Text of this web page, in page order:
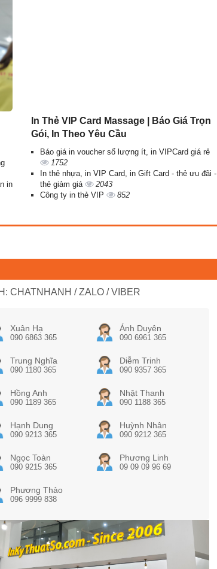
in
In Thẻ VIP Card Massage | Báo Giá Trọn
Gói, In Theo Yêu Cầu
Báo giá in voucher số lượng ít, in VIPCard giá rẻ
1752
In thẻ nhựa, in VIP Card, in Gift Card - thẻ ưu đãi -
thẻ giảm giá
2043
Công ty in thẻ VIP
852
CHATNHANH / ZALO / VIBER
Xuân Hạ
090 6863 365
Ánh Duyên
090 6961 365
Trung Nghĩa
090 1180 365
Diễm Trinh
090 9357 365
Hồng Anh
090 1189 365
Nhật Thanh
090 1188 365
Hạnh Dung
090 9213 365
Huỳnh Nhân
090 9212 365
Ngọc Toàn
090 9215 365
Phương Linh
09 09 09 96 69
Phương Thảo
096 9999 838